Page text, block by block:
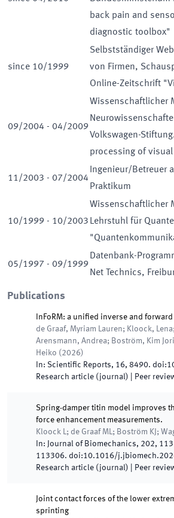
back pain and
diagnostic toolbox"
since 10/1999
Selbstständiger
von Firmen,
Online-Zeitschrift
09/2004 - 04/2009
Wissenschaftlicher
Volkswagen-
processing of
11/2003 - 07/2004
Ingenieur/Betreuer
Praktikum
10/1999 - 10/2003
Wissenschaftlicher
Lehrstuhl für
05/1997 - 09/1999
Datenbank-
Net Technics,
Publications
InFoRM: a unified inverse and
de Graaf, Myriam Lauren; Kloock,
Arensmann, Andrea; Boström, Kim
Heiko ( 2026)
In: Scientific Reports, 16, 8490. doi:
Research article (journal) | Peer
Spring-damper titin model improves
force enhancement measurements.
Kloock L; de Graaf ML; Boström KJ;
In: Journal of Biomechanics, 202,
113306. doi:10.1016/
Research article (journal) | Peer
Joint contact forces of the lower
sprinting